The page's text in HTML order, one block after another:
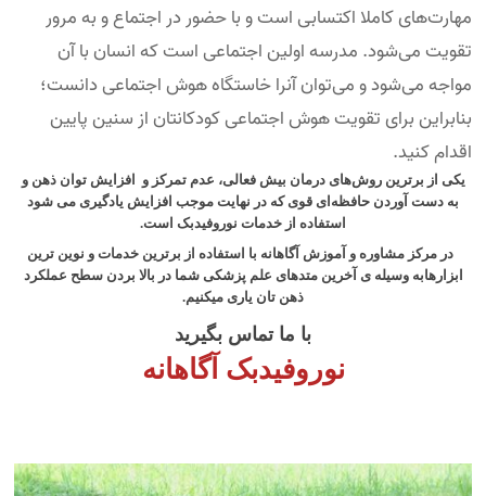
مهارت‌های کاملا اکتسابی است و با حضور در اجتماع و به مرور
تقویت می‌شود. مدرسه اولین اجتماعی است که انسان با آن
مواجه می‌شود و می‌توان آنرا خاستگاه هوش اجتماعی دانست؛
بنابراین برای تقویت هوش اجتماعی کودکانتان از سنین پایین
اقدام کنید.
یکی از برترین روش‌های درمان بیش فعالی، عدم تمرکز و افزایش توان ذهن و
به دست آوردن حافظه‌ای قوی که در نهایت موجب افزایش یادگیری می شود
استفاده از خدمات نوروفیدبک است.
در مرکز مشاوره و آموزش آگاهانه با استفاده از برترین خدمات و نوین ترین
ابزارهابه وسیله ی آخرین متدهای علم پزشکی شما در بالا بردن سطح عملکرد
ذهن تان یاری میکنیم.
با ما تماس بگیرید
نوروفیدبک آگاهانه